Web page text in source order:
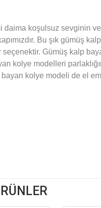
daima koşulsuz sevginin
Bu şık gümüş
Gümüş kalp
kolye modelleri
kolye modeli de el